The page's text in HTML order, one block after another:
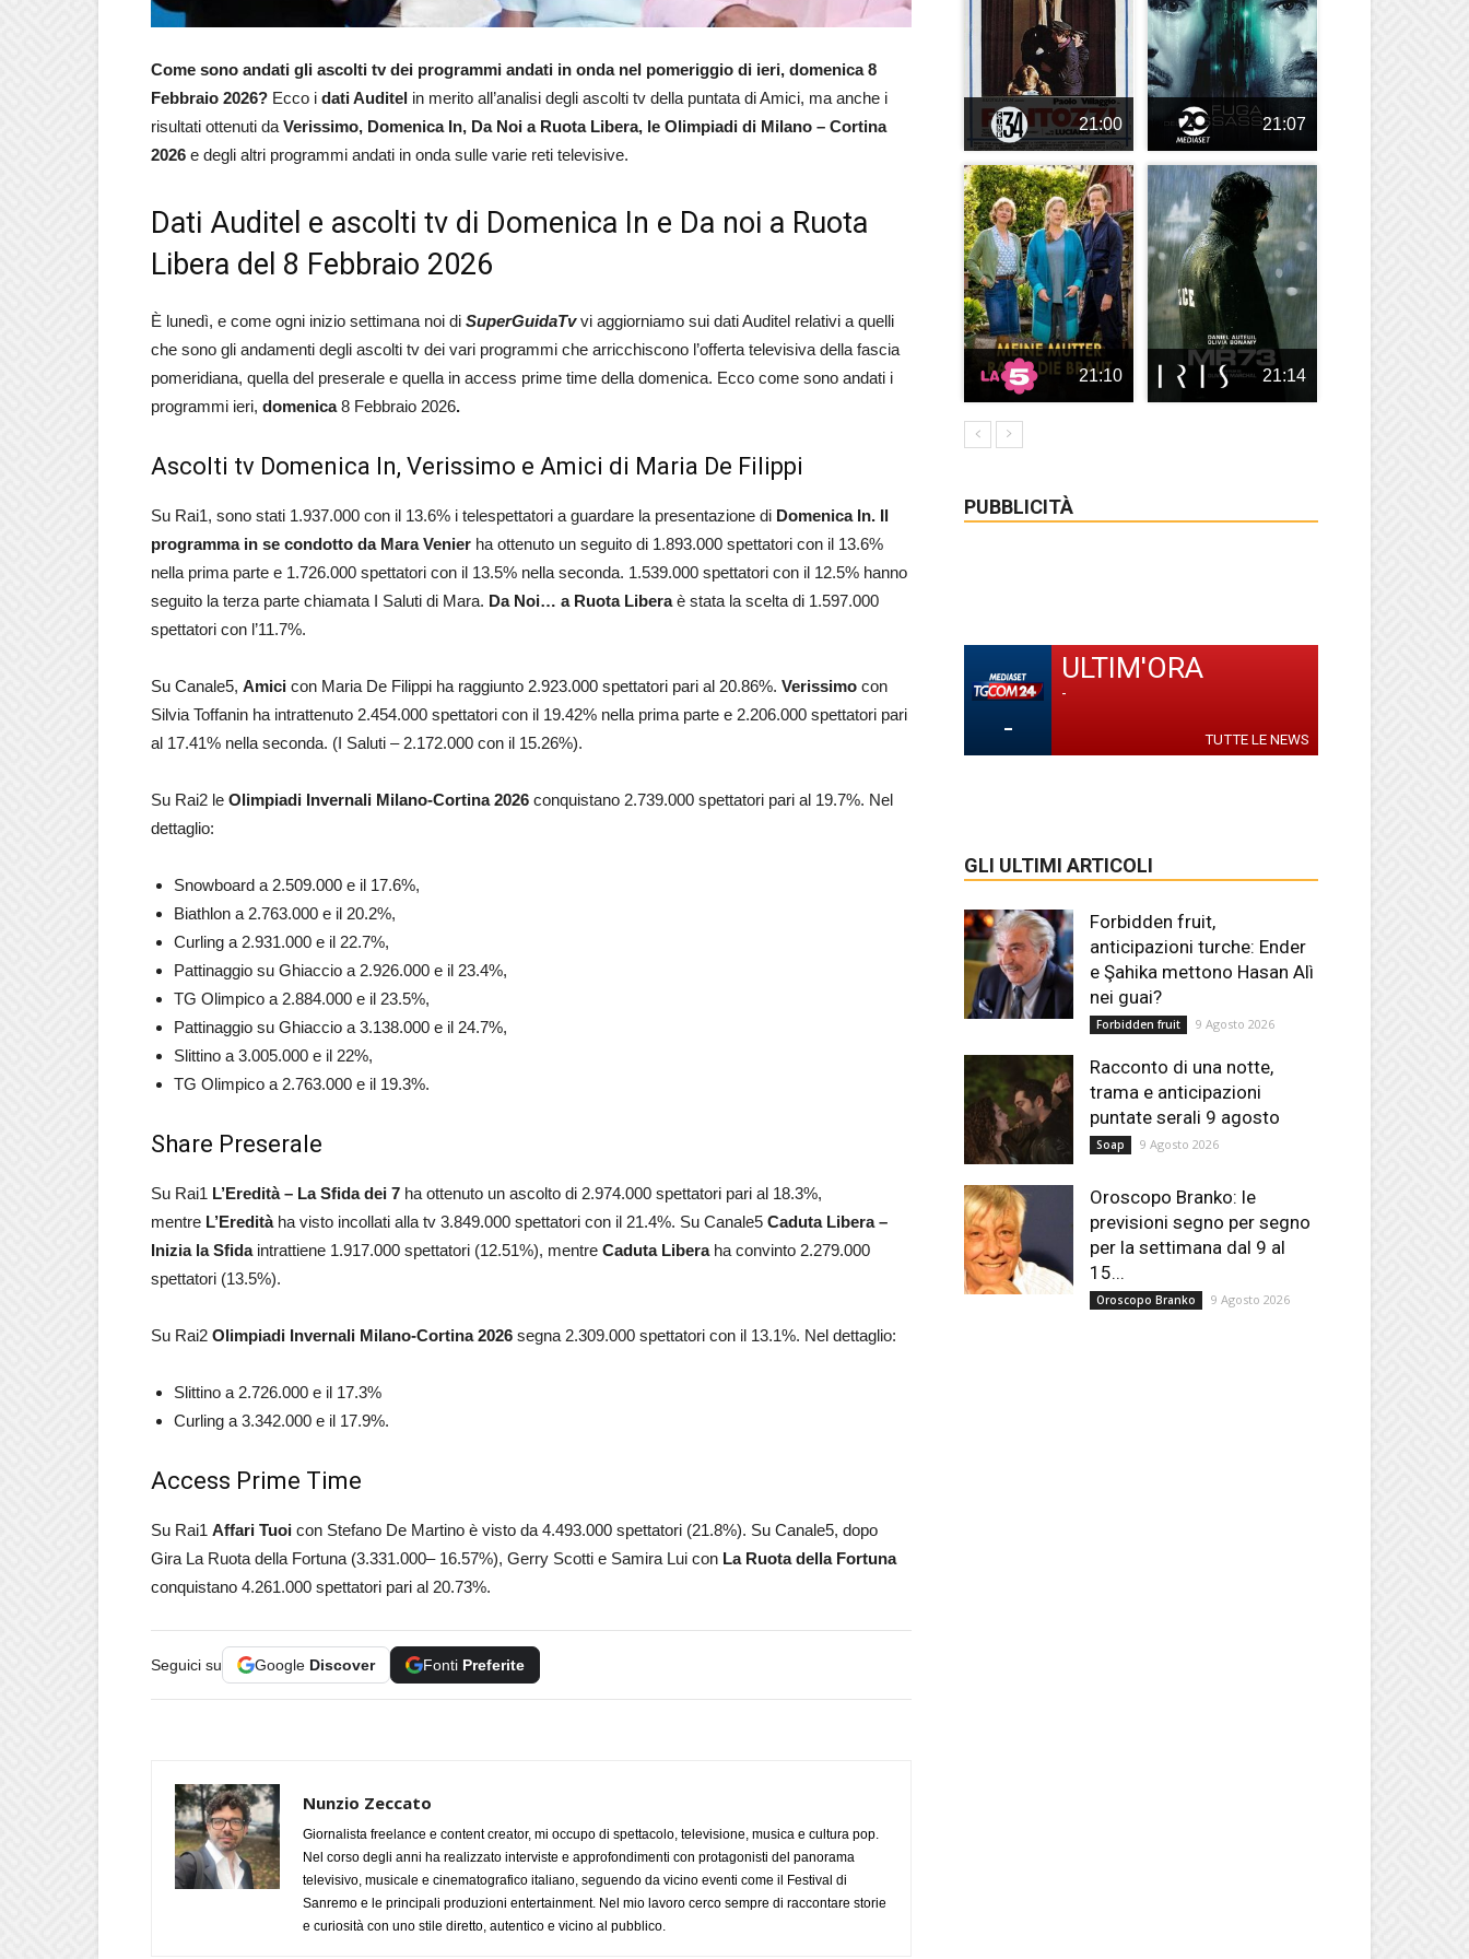
Come sono andati gli ascolti tv dei programmi andati in onda nel pomeriggio di ieri, domenica8
Febbraio 2026? Ecco i dati Auditel in merito all’analisi degli ascolti tv della puntata di Amici, ma anche i
risultati ottenuti da Verissimo, Domenica In, Da Noi a Ruota Libera, le Olimpiadi di Milano – Cortina
2026 e degli altri programmi andati in onda sulle varie reti televisive.
Dati Auditel e ascolti tv di Domenica In e Da noi a Ruota
Libera del 8 Febbraio 2026
È lunedì, e come ogni inizio settimana noi di SuperGuidaTv vi aggiorniamo sui dati Auditel relativi a quelli
che sono gli andamenti degli ascolti tv dei vari programmi che arricchiscono l’offerta televisiva della fascia
pomeridiana, quella del preserale e quella in access prime time della domenica. Ecco come sono andati i
programmi ieri, domenica8 Febbraio 2026.
Ascolti tv Domenica In, Verissimo e Amici di Maria De Filippi
Su Rai1, sono stati 1.937.000 con il 13.6% i telespettatori a guardare la presentazione di Domenica In. Il
programma in se condotto da Mara Venier ha ottenuto un seguito di 1.893.000 spettatori con il 13.6%
nella prima parte e 1.726.000 spettatori con il 13.5% nella seconda. 1.539.000 spettatori con il 12.5% hanno
seguito la terza parte chiamata I Saluti di Mara. Da Noi… a Ruota Liberaè stata la scelta di 1.597.000
spettatori con l’11.7%.
Su Canale5, Amici con Maria De Filippi ha raggiunto 2.923.000 spettatori pari al 20.86%. Verissimo con
Silvia Toffanin ha intrattenuto 2.454.000 spettatori con il 19.42% nella prima parte e 2.206.000 spettatori pari
al 17.41% nella seconda. (I Saluti – 2.172.000 con il 15.26%).
Su Rai2 le Olimpiadi Invernali Milano-Cortina 2026 conquistano 2.739.000 spettatori pari al 19.7%. Nel
dettaglio:
Snowboard a 2.509.000 e il 17.6%,
Biathlon a 2.763.000 e il 20.2%,
Curling a 2.931.000 e il 22.7%,
Pattinaggio su Ghiaccio a 2.926.000 e il 23.4%,
TG Olimpico a 2.884.000 e il 23.5%,
Pattinaggio su Ghiaccio a 3.138.000 e il 24.7%,
Slittino a 3.005.000 e il 22%,
TG Olimpico a 2.763.000 e il 19.3%.
Share Preserale
Su Rai1 L’Eredità – La Sfida dei 7 ha ottenuto un ascolto di 2.974.000 spettatori pari al 18.3%,
mentre L’Ereditàha visto incollati alla tv 3.849.000 spettatori con il 21.4%. Su Canale5 Caduta Libera –
Inizia la Sfidaintrattiene 1.917.000 spettatori (12.51%), mentre Caduta Liberaha convinto 2.279.000
spettatori (13.5%).
Su Rai2 Olimpiadi Invernali Milano-Cortina 2026 segna 2.309.000 spettatori con il 13.1%. Nel dettaglio:
Slittino a 2.726.000 e il 17.3%
Curling a 3.342.000 e il 17.9%.
Access Prime Time
Su Rai1 Affari Tuoi con Stefano De Martino è visto da 4.493.000 spettatori (21.8%). Su Canale5, dopo
Gira La Ruota della Fortuna (3.331.000– 16.57%), Gerry Scotti e Samira Lui con La Ruota della Fortuna
conquistano 4.261.000 spettatori pari al 20.73%.
Seguici su Google Discover Fonti Preferite
Nunzio Zeccato
Giornalista freelance e content creator, mi occupo di spettacolo, televisione, musica e cultura pop.
Nel corso degli anni ha realizzato interviste e approfondimenti con protagonisti del panorama
televisivo, musicale e cinematografico italiano, seguendo da vicino eventi come il Festival di
Sanremo e le principali produzioni entertainment. Nel mio lavoro cerco sempre di raccontare storie
e curiosità con uno stile diretto, autentico e vicino al pubblico.
21:00 21:07
21:10 21:14
PUBBLICITÀ
-
ULTIM'ORA
-
TUTTE LE NEWS
GLI ULTIMI ARTICOLI
Forbidden fruit,
anticipazioni turche: Ender
e Şahika mettono Hasan Alì
nei guai?
Forbidden fruit 9 Agosto 2026
Racconto di una notte,
trama e anticipazioni
puntate serali 9 agosto
Soap 9 Agosto 2026
Oroscopo Branko: le
previsioni segno per segno
per la settimana dal 9 al
15...
Oroscopo Branko 9 Agosto 2026